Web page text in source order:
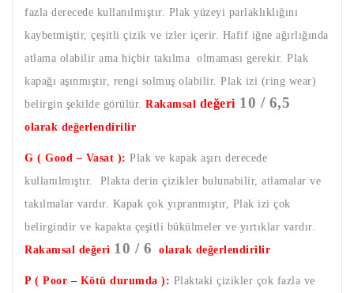
fazla derecede kullanılmıştır. Plak yüzeyi parlaklıklığını
kaybetmiştir, çeşitli çizik ve izler içerir. Hafif iğne ağırlığında
atlama olabilir ama hiçbir takılma olmaması gerekir. Plak
kapağı aşınmıştır, rengi solmuş olabilir. Plak izi (ring wear)
belirgin şekilde görülür. Rakamsal değeri 10 / 6,5
olarak değerlendirilir
G ( Good – Vasat ): Plak ve kapak aşırı derecede
kullanılmıştır. Plakta derin çizikler bulunabilir, atlamalar ve
takılmalar vardır. Kapak çok yıpranmıştır, Plak izi çok
belirgindir ve kapakta çeşitli bükülmeler ve yırtıklar vardır.
Rakamsal değeri 10 / 6 olarak değerlendirilir
P ( Poor – Kötü durumda ): Plaktaki çizikler çok fazla ve